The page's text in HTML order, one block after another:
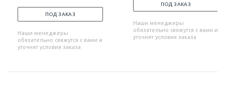
ПОД ЗАКАЗ
Наши менеджеры
обязательно свяжутся с вами и
уточнят условия заказа
ПОД ЗАКАЗ
Наши менеджеры
обязательно свяжутся с вами и
уточнят условия заказа